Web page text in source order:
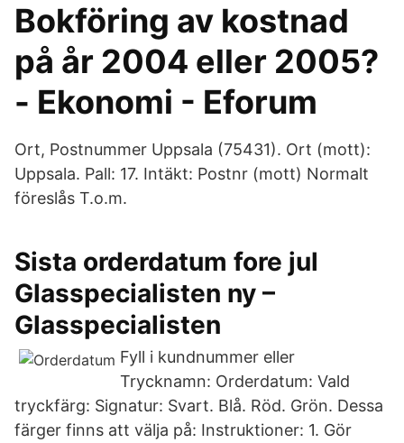
Bokföring av kostnad
på år 2004 eller 2005?
- Ekonomi - Eforum
Ort, Postnummer Uppsala (75431). Ort (mott):
Uppsala. Pall: 17. Intäkt: Postnr (mott) Normalt
föreslås T.o.m.
Sista orderdatum fore jul
Glasspecialisten ny –
Glasspecialisten
Fyll i kundnummer eller
Trycknamn: Orderdatum: Vald
tryckfärg: Signatur: Svart. Blå. Röd. Grön. Dessa
färger finns att välja på: Instruktioner: 1. Gör